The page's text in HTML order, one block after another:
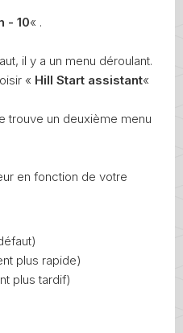
- 10« .
il y a un menu déroulant.
« Hill Start assistant«
trouve un deuxième menu
en fonction de votre
plus rapide)
plus tardif)